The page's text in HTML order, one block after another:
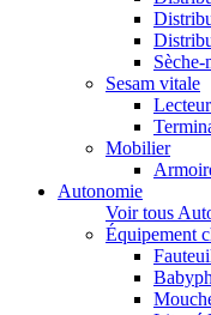
Sèche-
Sesam vitale
Mobilier
Autonomie
Voir tous
Équipement